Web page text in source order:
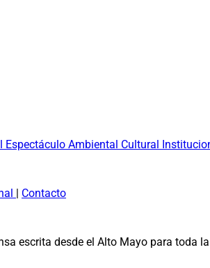
Espectáculo Ambiental Cultural
| Contacto
escrita desde el Alto Mayo para toda